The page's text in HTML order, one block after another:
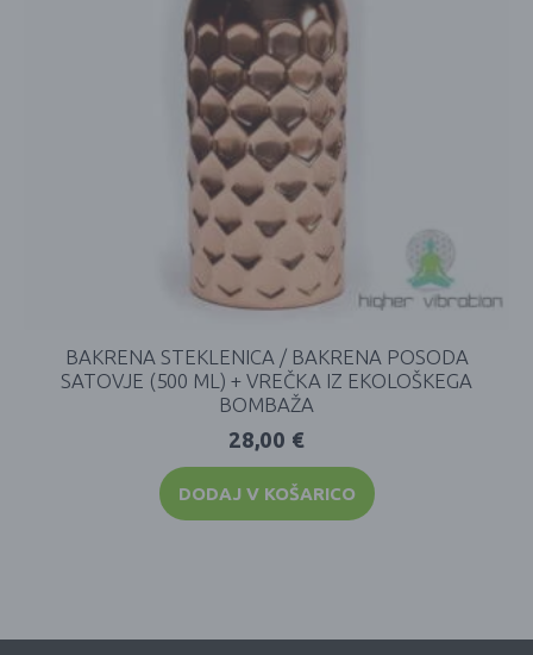
BAKRENA STEKLENICA / BAKRENA POSODA
SATOVJE (500 ML) + VREČKA IZ EKOLOŠKEGA
BOMBAŽA
28,00 €
DODAJ V KOŠARICO